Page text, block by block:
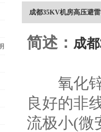
成都35KV机房高压避
简述： 成
氧化锌
良好的非
流极小(微